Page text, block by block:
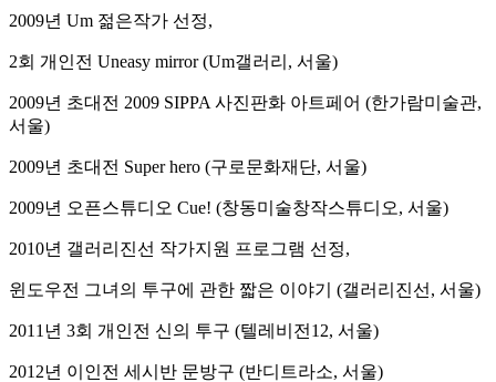
2009년 Um 젊은작가 선정,
2회 개인전 Uneasy mirror (Um갤러리, 서울)
2009년 초대전 2009 SIPPA 사진판화 아트페어 (한가람미술관,
서울)
2009년 초대전 Super hero (구로문화재단, 서울)
2009년 오픈스튜디오 Cue! (창동미술창작스튜디오, 서울)
2010년 갤러리진선 작가지원 프로그램 선정,
윈도우전 그녀의 투구에 관한 짧은 이야기 (갤러리진선, 서울)
2011년 3회 개인전 신의 투구 (텔레비전12, 서울)
2012년 이인전 세시반 문방구 (반디트라소, 서울)